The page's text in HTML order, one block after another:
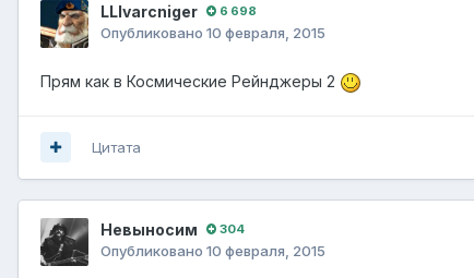
LLIvarcniger 6 698
Опубликовано 10 февраля, 2015
Прям как в Космические Рейнджеры 2
Цитата
Невыносим 304
Опубликовано 10 февраля, 2015